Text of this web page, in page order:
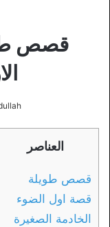
قصص
العناصر
قصص طويلة
قصة اول الضوء
الخادمة الصغيرة